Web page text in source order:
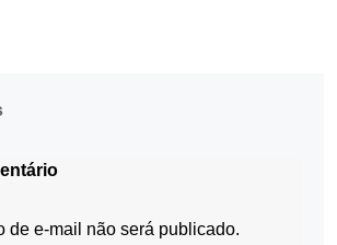
de e-mail não será publicado.